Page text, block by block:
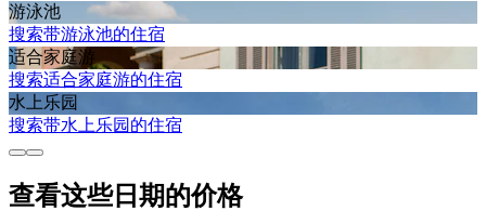
游泳池
搜索带游泳池的住宿
适合家庭游
搜索适合家庭游的住宿
水上乐园
搜索带水上乐园的住宿
查看这些日期的价格